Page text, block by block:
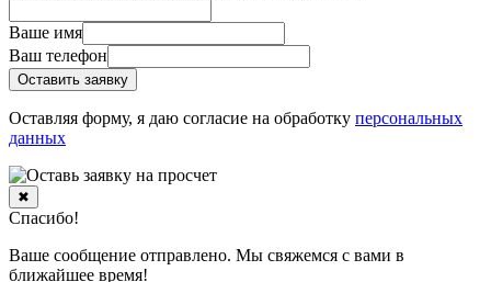
Ваше имя
Ваш телефон
Оставить заявку
Оставляя форму, я даю согласие на обработку персональных
данных
✖
Спасибо!
Ваше сообщение отправлено. Мы свяжемся с вами в
ближайшее время!